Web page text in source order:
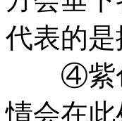
门
※餐
为
代表的是
④紫色
情会在